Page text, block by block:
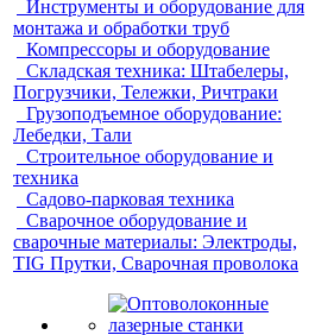
Инструменты и оборудование для
монтажа и обработки труб
Компрессоры и оборудование
Складская техника: Штабелеры,
Погрузчики, Тележки, Ричтраки
Грузоподъемное оборудование:
Лебедки, Тали
Строительное оборудование и
техника
Садово-парковая техника
Сварочное оборудование и
сварочные материалы: Электроды,
TIG Прутки, Сварочная проволока